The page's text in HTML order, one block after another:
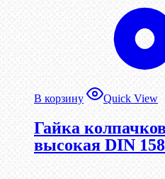
В корзину Quick View
Гайка
высокая DIN